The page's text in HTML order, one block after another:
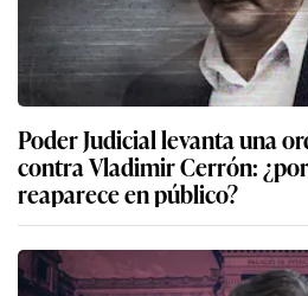
Poder Judicial levanta una
contra Vladimir Cerrón:
reaparece en público?